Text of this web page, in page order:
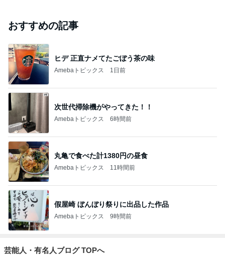
おすすめの記事
ヒデ 正直ナメてたごぼう茶の味
Amebaトピックス 1日前
次世代掃除機がやってきた！！
Amebaトピックス 6時間前
丸亀で食べた計1380円の昼食
Amebaトピックス 11時間前
假屋崎 ぼんぼり祭りに出品した作品
Amebaトピックス 9時間前
芸能人・有名人ブログ TOPへ